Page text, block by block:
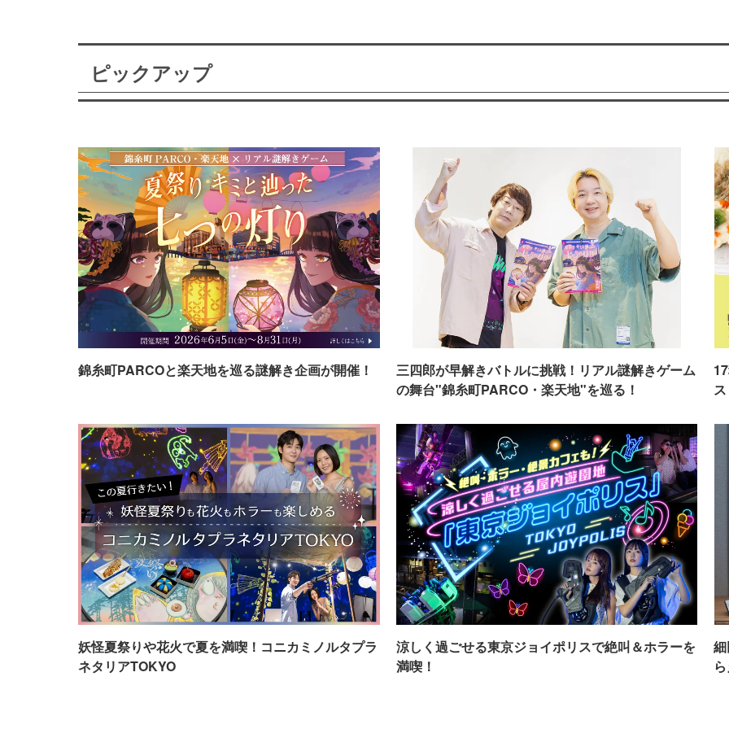
ピックアップ
錦糸町PARCOと楽天地を巡る謎解き企画が開催！
三四郎が早解きバトルに挑戦！リアル謎解きゲーム
の舞台"錦糸町PARCO・楽天地"を巡る！
妖怪夏祭りや花火で夏を満喫！コニカミノルタプラ
ネタリアTOKYO
涼しく過ごせる東京ジョイポリスで絶叫＆ホラーを
満喫！